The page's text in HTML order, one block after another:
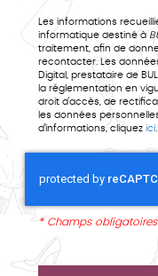
Les informations
informatique destiné à
traitement, afin de
recontacter. Les
Digital, prestataire de BULLONES JEAN PIERRE.
la réglementation en
droit d'accès, de
les données
d’informations, cliquez ici.
* Champs obligatoires